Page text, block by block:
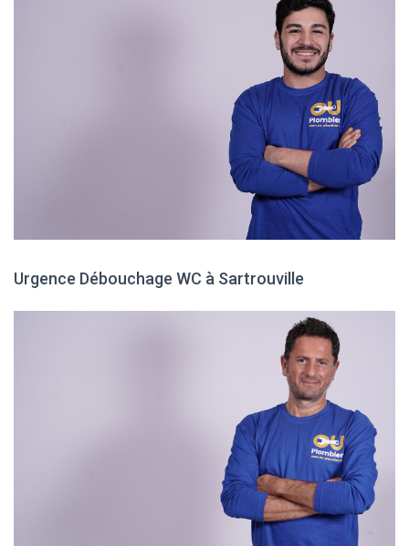
Urgence Débouchage WC à Sartrouville